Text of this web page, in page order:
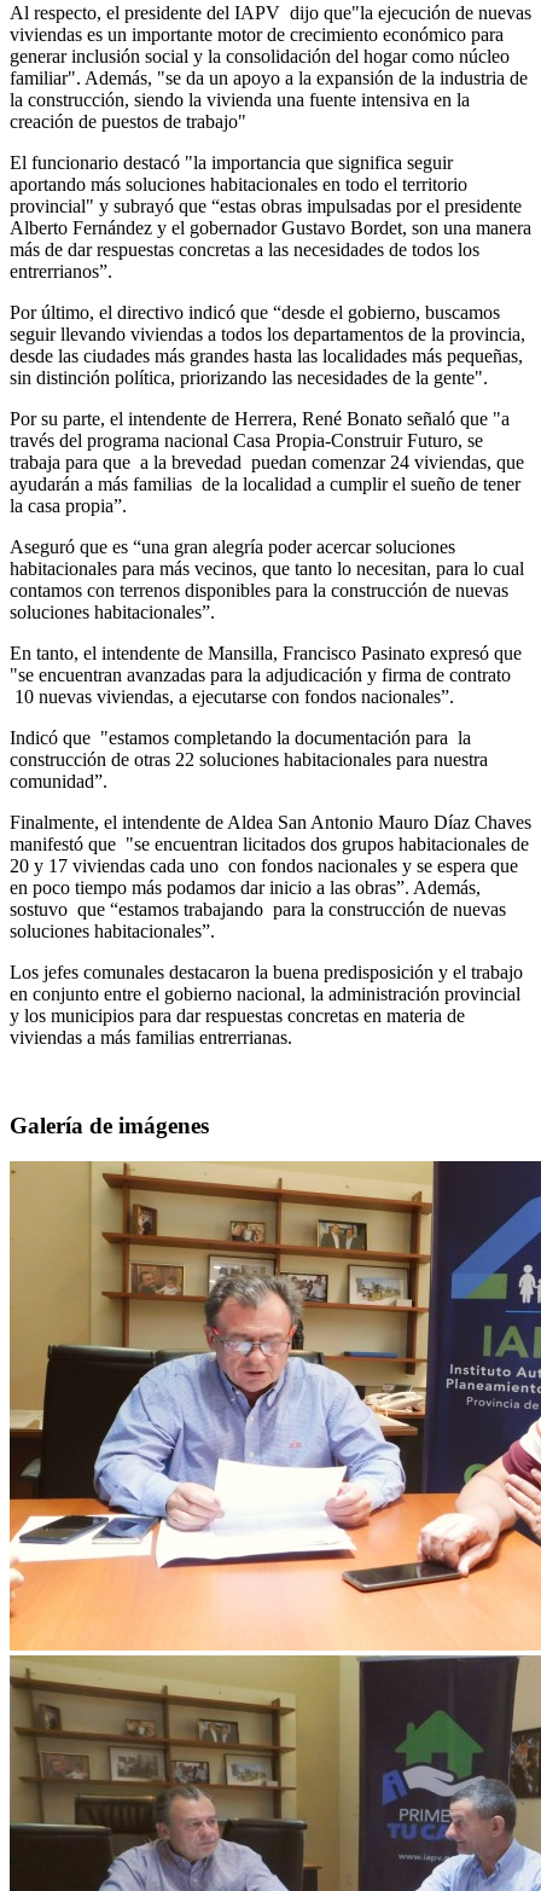
Al respecto, el presidente del IAPV dijo que"la ejecución de nuevas
viviendas es un importante motor de crecimiento económico para
generar inclusión social y la consolidación del hogar como núcleo
familiar". Además, "se da un apoyo a la expansión de la industria de
la construcción, siendo la vivienda una fuente intensiva en la
creación de puestos de trabajo"
El funcionario destacó "la importancia que significa seguir
aportando más soluciones habitacionales en todo el territorio
provincial" y subrayó que “estas obras impulsadas por el presidente
Alberto Fernández y el gobernador Gustavo Bordet, son una manera
más de dar respuestas concretas a las necesidades de todos los
entrerrianos”.
Por último, el directivo indicó que “desde el gobierno, buscamos
seguir llevando viviendas a todos los departamentos de la provincia,
desde las ciudades más grandes hasta las localidades más pequeñas,
sin distinción política, priorizando las necesidades de la gente".
Por su parte, el intendente de Herrera, René Bonato señaló que "a
través del programa nacional Casa Propia-Construir Futuro, se
trabaja para que a la brevedad puedan comenzar 24 viviendas, que
ayudarán a más familias de la localidad a cumplir el sueño de tener
la casa propia”.
Aseguró que es “una gran alegría poder acercar soluciones
habitacionales para más vecinos, que tanto lo necesitan, para lo cual
contamos con terrenos disponibles para la construcción de nuevas
soluciones habitacionales”.
En tanto, el intendente de Mansilla, Francisco Pasinato expresó que
"se encuentran avanzadas para la adjudicación y firma de contrato
10 nuevas viviendas, a ejecutarse con fondos nacionales”.
Indicó que "estamos completando la documentación para la
construcción de otras 22 soluciones habitacionales para nuestra
comunidad”.
Finalmente, el intendente de Aldea San Antonio Mauro Díaz Chaves
manifestó que "se encuentran licitados dos grupos habitacionales de
20 y 17 viviendas cada uno con fondos nacionales y se espera que
en poco tiempo más podamos dar inicio a las obras”. Además,
sostuvo que “estamos trabajando para la construcción de nuevas
soluciones habitacionales”.
Los jefes comunales destacaron la buena predisposición y el trabajo
en conjunto entre el gobierno nacional, la administración provincial
y los municipios para dar respuestas concretas en materia de
viviendas a más familias entrerrianas.
Galería de imágenes